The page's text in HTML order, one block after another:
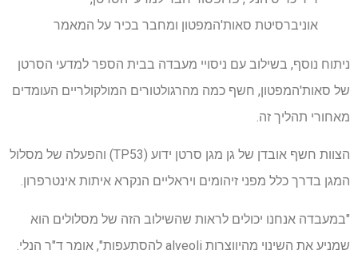
אוניברסיטת סאות'המפטון ומחבר בכיר על המאמר
ניתוח נוסף, בשילוב עם ניסויי מעבדה בבית הספר למדעי הסרטן
של סאות'המפטון, חשף כמה מהרגולטורים המולקולריים העומדים
מאחורי תהליך זה.
הצוות חשף אובדן של גן מגן סרטן ידוע (TP53) והפעלה של מסלול
המגן בדרך כלל מפני זיהומים ויראליים הנקרא איתות אינטרפרון.
"במעבדה אנחנו יכולים לראות שהשילוב הזה של מסלולים הוא
שמניע את השינוי מהיווצרות alveoli להסתעפות", אומר ד"ר הנלי.